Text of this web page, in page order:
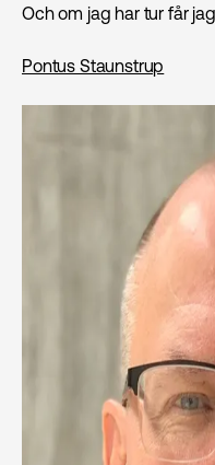
Och om jag har tur får
Pontus Staunstrup